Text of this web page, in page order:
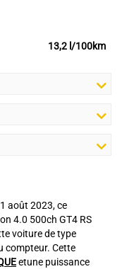
13,2 l/100km
août 2023, ce
4.0 500ch GT4 RS
voiture de type
compteur. Cette
etune puissance